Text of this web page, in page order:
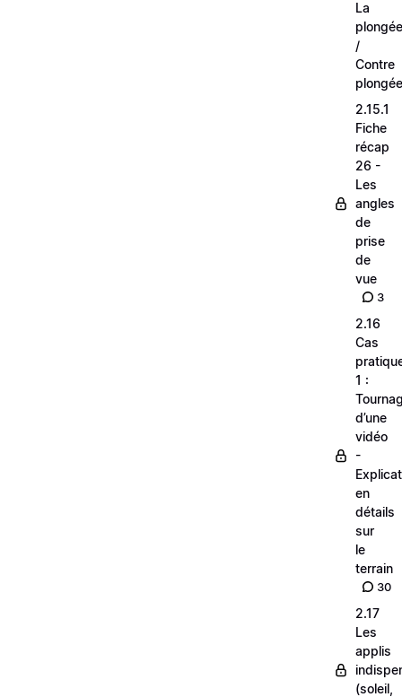
La
plongée
/
Contre
2.15.1
Fiche
récap
26 -
Les
angles
de
prise
de
vue
3
2.16
Cas
1 :
d’une
vidéo
-
en
détails
sur
le
terrain
30
2.17
Les
applis
(soleil,